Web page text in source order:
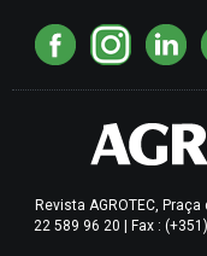
Revista AGROTEC,
22 589 96 20 | Fax :